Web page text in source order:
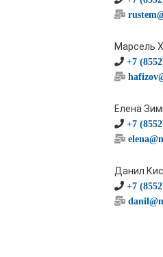
Марсель
+7
Елена
+7
Данил
+7